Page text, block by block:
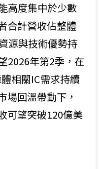
高度集中於少數
合計營收佔整體
源與技術優勢持
2026年第2季，在
相關IC需求持續
場回溫帶動下，
可望突破120億美